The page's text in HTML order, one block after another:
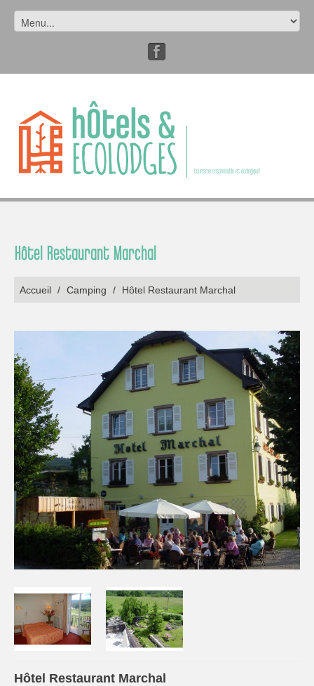
tourisme responsable et écologique!
Hôtel Restaurant Marchal
Accueil / Camping / Hôtel Restaurant Marchal
Hôtel Restaurant Marchal